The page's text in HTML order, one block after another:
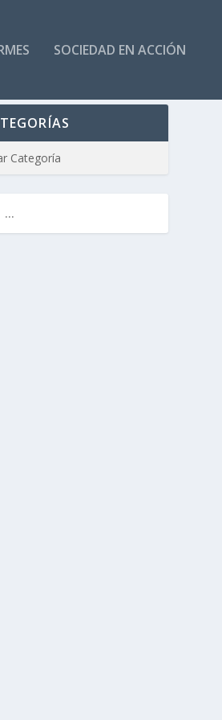
SOCIEDAD EN ACCIÓN